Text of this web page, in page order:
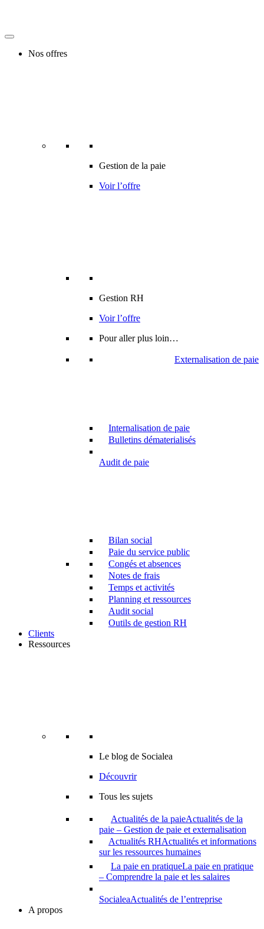
Nos offres
Gestion de la paie
Voir l’offre
Gestion RH
Voir l’offre
Pour aller plus loin…
Externalisation de paie
Internalisation de paie
Bulletins dématerialisés
Audit de paie
Bilan social
Paie du service public
Congés et absences
Notes de frais
Temps et activités
Planning et ressources
Audit social
Outils de gestion RH
Clients
Ressources
Le blog de Socialea
Découvrir
Tous les sujets
Actualités de la paieActualités de la
paie – Gestion de paie et externalisation
Actualités RHActualités et informations
sur les ressources humaines
La paie en pratiqueLa paie en pratique
– Comprendre la paie et les salaires
SocialeaActualités de l’entreprise
A propos